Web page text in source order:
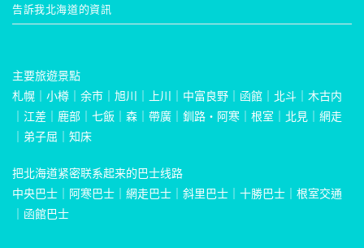
告訴我北海道的資訊
主要旅遊景點
札幌 ｜ 小樽 ｜ 余市 ｜ 旭川 ｜ 上川 ｜ 中富良野 ｜ 函館 ｜ 北斗 ｜ 木古内
｜ 江差 ｜ 鹿部 ｜ 七飯 ｜ 森 ｜ 帶廣 ｜ 釧路・阿寒 ｜ 根室 ｜ 北見 ｜ 網走
｜ 弟子屈 ｜ 知床
把北海道紧密联系起来的巴士线路
中央巴士 ｜ 阿寒巴士 ｜ 網走巴士 ｜ 斜里巴士 ｜ 十勝巴士 ｜ 根室交通
｜ 函館巴士